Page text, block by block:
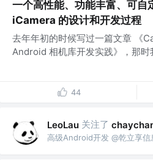
一个高性能、功能丰富、可
iCamera 的设计和开发过程
去年年初的时候写过一篇文章 《
Android 相机库开发实践》，那时
44
LeoLau 关注了